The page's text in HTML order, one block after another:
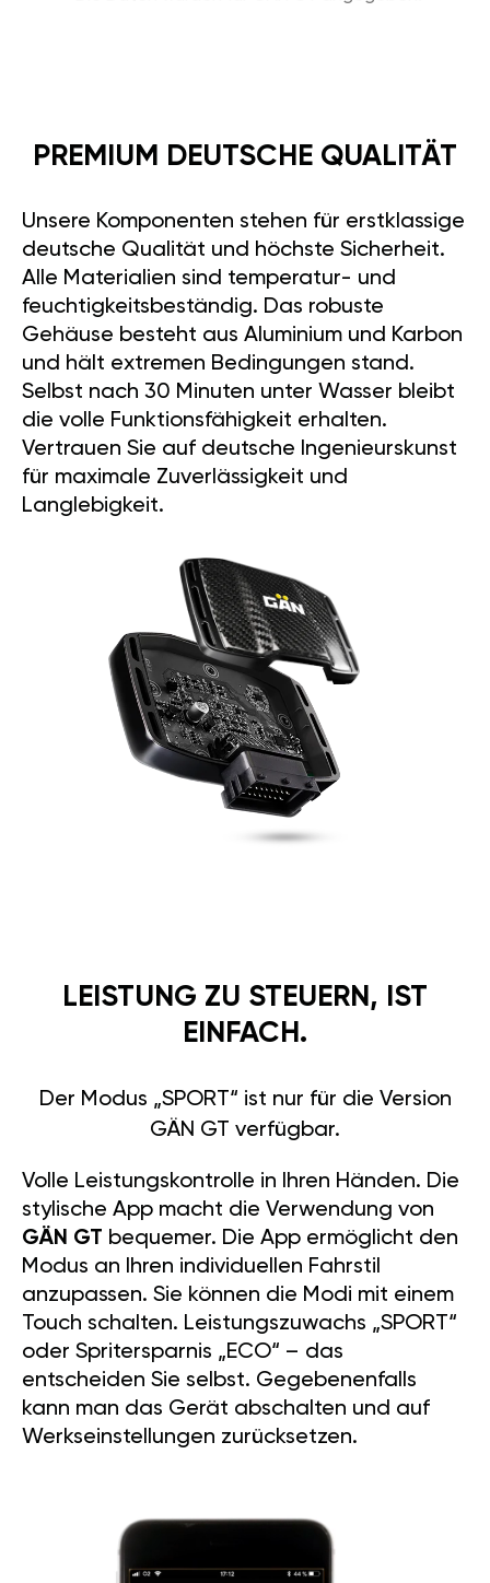
PREMIUM DEUTSCHE QUALITÄT
Unsere Komponenten stehen für erstklassige
deutsche Qualität und höchste Sicherheit.
Alle Materialien sind temperatur- und
feuchtigkeitsbeständig. Das robuste
Gehäuse besteht aus Aluminium und Karbon
und hält extremen Bedingungen stand.
Selbst nach 30 Minuten unter Wasser bleibt
die volle Funktionsfähigkeit erhalten.
Vertrauen Sie auf deutsche Ingenieurskunst
für maximale Zuverlässigkeit und
Langlebigkeit.
LEISTUNG ZU STEUERN, IST
EINFACH.
Der Modus „SPORT“ ist nur für die Version
GÄN GT verfügbar.
Volle Leistungskontrolle in Ihren Händen. Die
stylische App macht die Verwendung von
GÄN GT bequemer. Die App ermöglicht den
Modus an Ihren individuellen Fahrstil
anzupassen. Sie können die Modi mit einem
Touch schalten. Leistungszuwachs „SPORT“
oder Spritersparnis „ECO“ – das
entscheiden Sie selbst. Gegebenenfalls
kann man das Gerät abschalten und auf
Werkseinstellungen zurücksetzen.